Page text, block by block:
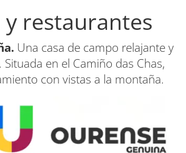
y restaurantes
Una casa de campo relajante y
Situada en el Camiño das Chas,
con vistas a la montaña.